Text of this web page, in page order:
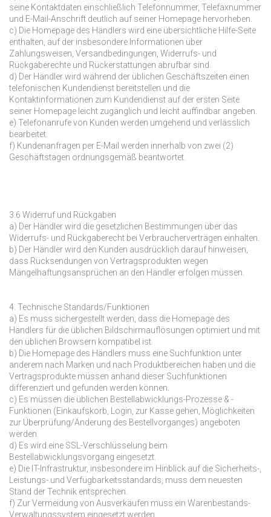
seine Kontaktdaten einschließlich Telefonnummer, Telefaxnummer
und E-Mail-Anschrift deutlich auf seiner Homepage hervorheben.
c) Die Homepage des Händlers wird eine übersichtliche Hilfe-Seite
enthalten, auf der insbesondere Informationen über
Zahlungsweisen, Versandbedingungen, Widerrufs- und
Rückgaberechte und Rückerstattungen abrufbar sind.
d) Der Händler wird während der üblichen Geschäftszeiten einen
telefonischen Kundendienst bereitstellen und die
Kontaktinformationen zum Kundendienst auf der ersten Seite
seiner Homepage leicht zugänglich und leicht auffindbar angeben.
e) Telefonanrufe von Kunden werden umgehend und verlässlich
bearbeitet.
f) Kundenanfragen per E-Mail werden innerhalb von zwei (2)
Geschäftstagen ordnungsgemäß beantwortet.
3.6 Widerruf und Rückgaben
a) Der Händler wird die gesetzlichen Bestimmungen über das
Widerrufs- und Rückgaberecht bei Verbraucherverträgen einhalten.
b) Der Händler wird den Kunden ausdrücklich darauf hinweisen,
dass Rücksendungen von Vertragsprodukten wegen
Mängelhaftungsansprüchen an den Händler erfolgen müssen.
4. Technische Standards/Funktionen
a) Es muss sichergestellt werden, dass die Homepage des
Händlers für die üblichen Bildschirmauflösungen optimiert und mit
den üblichen Browsern kompatibel ist.
b) Die Homepage des Händlers muss eine Suchfunktion unter
anderem nach Marken und nach Produktbereichen haben und die
Vertragsprodukte müssen anhand dieser Suchfunktionen
differenziert und gefunden werden können.
c) Es müssen die üblichen Bestellabwicklungs-Prozesse & -
Funktionen (Einkaufskorb, Login, zur Kasse gehen, Möglichkeiten
zur Überprüfung/Änderung des Bestellvorganges) angeboten
werden.
d) Es wird eine SSL-Verschlüsselung beim
Bestellabwicklungsvorgang eingesetzt.
e) Die IT-Infrastruktur, insbesondere im Hinblick auf die Sicherheits-,
Leistungs- und Verfügbarkeitsstandards, muss dem neuesten
Stand der Technik entsprechen.
f) Zur Vermeidung von Ausverkäufen muss ein Warenbestands-
Verwaltungssystem eingesetzt werden.